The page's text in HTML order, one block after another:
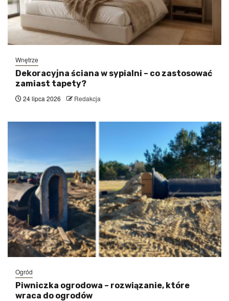
Wnętrze
Dekoracyjna ściana w sypialni – co zastosować
zamiast tapety?
24 lipca 2026 Redakcja
Ogród
Piwniczka ogrodowa – rozwiązanie, które
wraca do ogrodów